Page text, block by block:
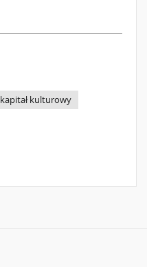
kapitał kulturowy